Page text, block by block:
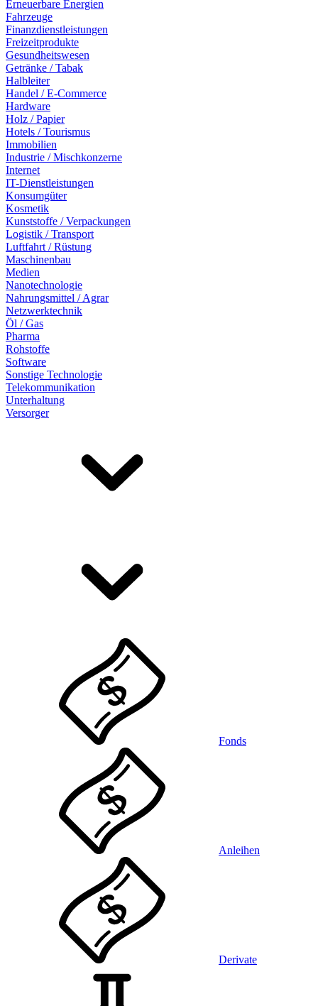
Erneuerbare Energien
Fahrzeuge
Finanzdienstleistungen
Freizeitprodukte
Gesundheitswesen
Getränke / Tabak
Halbleiter
Handel / E-Commerce
Hardware
Holz / Papier
Hotels / Tourismus
Immobilien
Industrie / Mischkonzerne
Internet
IT-Dienstleistungen
Konsumgüter
Kosmetik
Kunststoffe / Verpackungen
Logistik / Transport
Luftfahrt / Rüstung
Maschinenbau
Medien
Nanotechnologie
Nahrungsmittel / Agrar
Netzwerktechnik
Öl / Gas
Pharma
Rohstoffe
Software
Sonstige Technologie
Telekommunikation
Unterhaltung
Versorger
Fonds
Anleihen
Derivate